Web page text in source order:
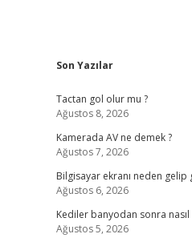
Sidebar
Son Yazılar
Tactan gol olur mu ?
Ağustos 8, 2026
Kamerada AV ne demek ?
Ağustos 7, 2026
Bilgisayar ekranı neden gelip
Ağustos 6, 2026
Kediler banyodan sonra
Ağustos 5, 2026